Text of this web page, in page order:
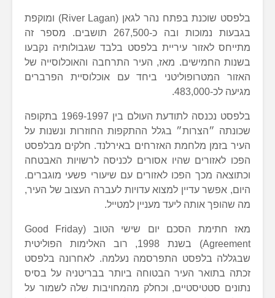
בלפסט שוכנת בפתח נהר לגאן (River Lagan) ומוקפת
בגבעות נמוכות ובה כ-267,500 תושבים. מספר זה
מתייחס לאזור עיריית בלפסט בלבד שגבולותיה נקבעו
בשנות החמישים. מאז, העיר התרחבה והאוכלוסייה של
האזור המטרופוליטני ביחד עם אוכלוסיית הפרברים
מגיעה לכ-483,000.
בלפסט נכנסה לתודעת העולם בין 1969-1997 בתקופה
שכונתה ״הצרות״ בגלל ההתקפות החוזרות ונשנות על
העיר בזמן מלחמת האזרחים באירלנד. חלקים מבלפסט
הפכו לאזורים שהיו אסורים לכניסה לרשויות האבטחה
וכתוצאה מכך הפכו לאזורים עם שיעורי פשעי מוגברים.
היום, אפשר עדיין למצוא עדויות לעברה העצוב של העיר,
מה שהופך אותה ליעד מעניין למטייל.
מאז חתימת הסכם יום שישי הטוב (Good Friday
Agreement) בשנת 1998, רוב האלימות הפוליטית
שבגללה בלפסט התפרסמה נעלמה. לאחרונה בלפסט
זכתה בתואר העיר הבטוחה ביותר בבריטניה על בסיס
נתונים סטטיסטיים, וכחלק מהמחויבות שלה לשמור על